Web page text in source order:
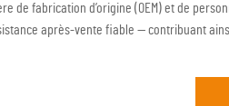
de fabrication d’origine (OEM) et de
après-vente fiable — contribuant